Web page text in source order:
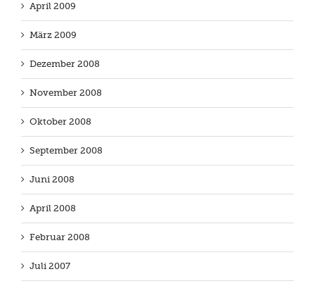
April 2009
März 2009
Dezember 2008
November 2008
Oktober 2008
September 2008
Juni 2008
April 2008
Februar 2008
Juli 2007